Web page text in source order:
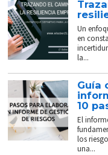
Un
en
la...
Guía
10
El
los
una...